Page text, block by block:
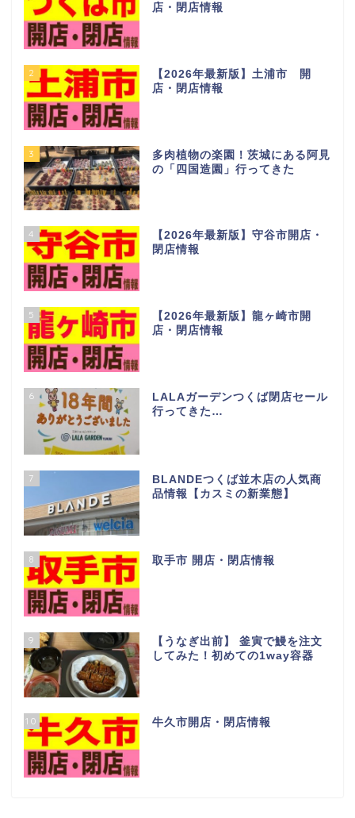
店・閉店情報
2
【2026年最新版】土浦市 開
店・閉店情報
3
多肉植物の楽園！茨城にある阿見
の「四国造園」行ってきた
4
【2026年最新版】守谷市開店・
閉店情報
5
【2026年最新版】龍ヶ崎市開
店・閉店情報
6
LALAガーデンつくば閉店セール
行ってきた…
7
BLANDEつくば並木店の人気商
品情報【カスミの新業態】
8 取手市 開店・閉店情報
9
【うなぎ出前】 釜寅で鰻を注文
してみた！初めての1way容器
10 牛久市開店・閉店情報